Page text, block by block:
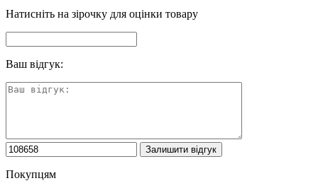
Натисніть на зірочку для оцінки товару
Ваш відгук:
Покупцям